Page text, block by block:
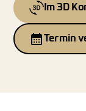
Im 3D
Termin